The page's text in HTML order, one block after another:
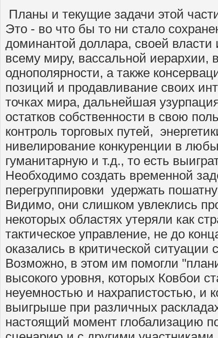
Планы и текущие задачи этой
Это - во что бы то ни стало
доминантой доллара, своей власти
всему миру, вассальной иерархии,
однополярности, а также
позиций и продавливание своих
точках мира, дальнейшая
остатков собственности в свою
контроль торговых путей,
нивелирование конкуренции в
гуманитарную и т.д., то есть
Необходимо создать временной
перегруппировки удержать
Видимо, они слишком увлеклись
некоторых областях утеряли как
тактическое управление, не до
оказались в критической ситуации
Возможно, в этом им помогли
высокого уровня, которых Ковбои
неуемностью и нахрапистостью, и
выигрыше при различных
настоящий момент глобализацию